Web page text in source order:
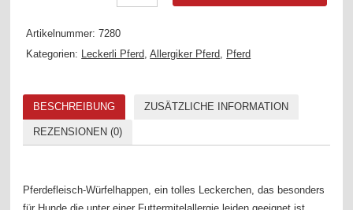
Artikelnummer:7280
Kategorien: Leckerli Pferd,Allergiker Pferd, Pferd
BESCHREIBUNG ZUSÄTZLICHE INFORMATION
REZENSIONEN (0)
Pferdefleisch-Würfelhappen, ein tolles Leckerchen, das besonders